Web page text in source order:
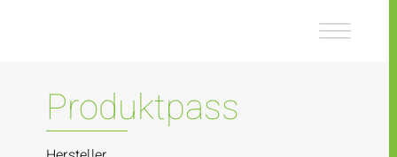
Produktpass